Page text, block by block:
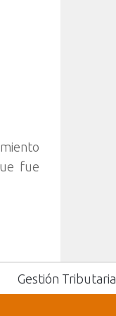
fue
Gestión Tributaria